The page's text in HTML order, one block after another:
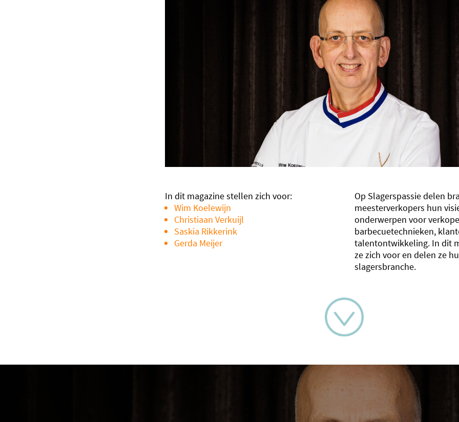
In dit magazine stellen zich voor:
Wim Koelewijn
Christiaan Verkuijl
Saskia Rikkerink
Gerda Meijer
Op Slagerspassie delen
meesterverkopers hun
onderwerpen voor
barbecuetechnieken,
talentontwikkeling. In dit
ze zich voor en delen ze
slagersbranche.